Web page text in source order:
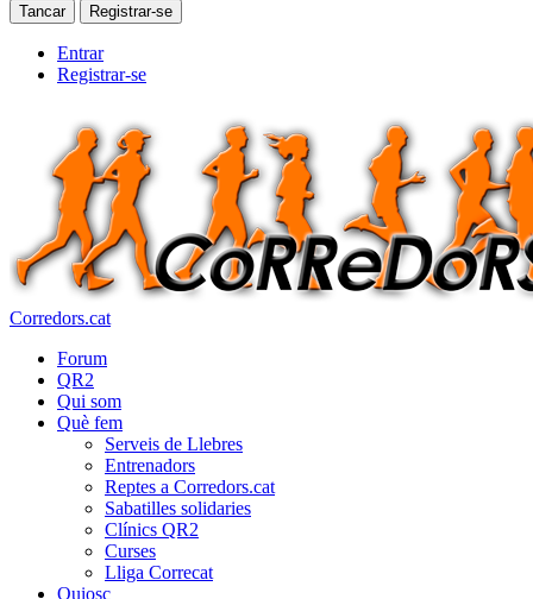
Tancar Registrar-se
Entrar
Registrar-se
Corredors.cat
Forum
QR2
Qui som
Què fem
Serveis de Llebres
Entrenadors
Reptes a Corredors.cat
Sabatilles solidaries
Clínics QR2
Curses
Lliga Correcat
Quiosc